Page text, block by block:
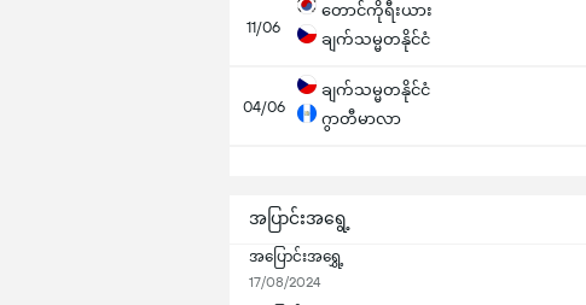
11/06
တောင်ကိုရီးယား
ချက်သမ္မတနိုင်ငံ
04/06
ချက်သမ္မတနိုင်ငံ
ဂွာတီမာလာ
အပြာင်းအရွေ့
အပြောင်းအရွှေ့
17/08/2024